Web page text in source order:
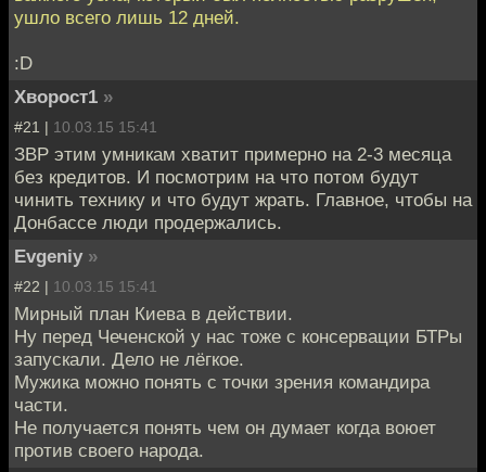
ушло всего лишь 12 дней.
:D
Хворост1 »
#21 | 10.03.15 15:41
ЗВР этим умникам хватит примерно на 2-3 месяца
без кредитов. И посмотрим на что потом будут
чинить технику и что будут жрать. Главное, чтобы на
Донбассе люди продержались.
Evgeniy »
#22 | 10.03.15 15:41
Мирный план Киева в действии.
Ну перед Чеченской у нас тоже с консервации БТРы
запускали. Дело не лёгкое.
Мужика можно понять с точки зрения командира
части.
Не получается понять чем он думает когда воюет
против своего народа.